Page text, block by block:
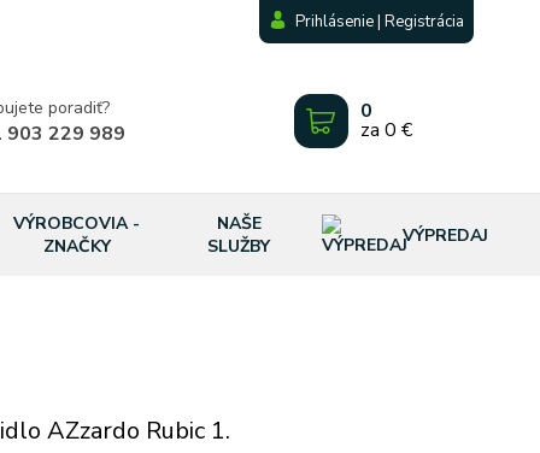
Prihlásenie | Registrácia
poradiť?
903 229 989
0
za 0 €
VÝROBCOVIA -
ZNAČKY
NAŠE
SLUŽBY
VÝPREDAJ
AZzardo Rubic 1.